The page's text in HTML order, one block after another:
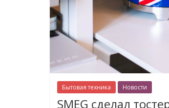
Бытовая техника Новости
SMEG сделал